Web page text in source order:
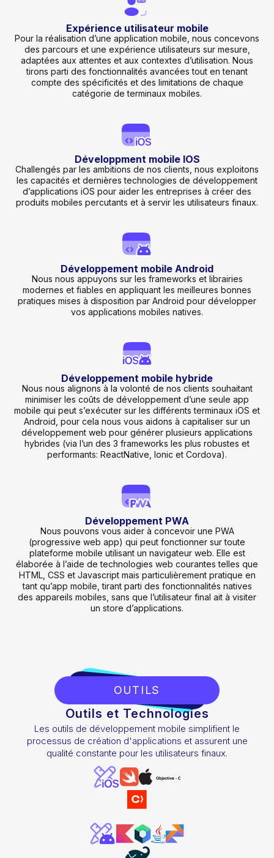
Expérience utilisateur mobile
Pour la réalisation d’une application mobile, nous concevons
des parcours et une expérience utilisateurs sur mesure,
adaptées aux attentes et aux contextes d’utilisation. Nous
tirons parti des fonctionnalités avancées tout en tenant
compte des spécificités et des limitations de chaque
catégorie de terminaux mobiles.
Développment mobile IOS
Challengés par les ambitions de nos clients, nous exploitons
les capacités et dernières technologies de développement
d’applications iOS pour aider les entreprises à créer des
produits mobiles percutants et à servir les utilisateurs finaux.
Développement mobile Android
Nous nous appuyons sur les frameworks et librairies
modernes et fiables en appliquant les meilleures bonnes
pratiques mises à disposition par Android pour développer
vos applications mobiles natives.
Développement mobile hybride
Nous nous alignons à la volonté de nos clients souhaitant
minimiser les coûts de développement d’une seule app
mobile qui peut s’exécuter sur les différents terminaux iOS et
Android, pour cela nous vous aidons à capitaliser sur un
développement web pour générer plusieurs applications
hybrides (via l’un des 3 frameworks les plus robustes et
performants: ReactNative, Ionic et Cordova).
Développement PWA
Nous pouvons vous aider à concevoir une PWA
(progressive web app) qui peut fonctionner sur toute
plateforme mobile utilisant un navigateur web. Elle est
élaborée à l’aide de technologies web courantes telles que
HTML, CSS et Javascript mais particulièrement pratique en
tant qu’app mobile, tirant parti des fonctionnalités natives
des appareils mobiles, sans que l’utilisateur final ait à visiter
un store d’applications.
OUTILS
Outils et Technologies
Les outils de développement mobile simplifient le
processus de création d'applications et assurent une
qualité constante pour les utilisateurs finaux.